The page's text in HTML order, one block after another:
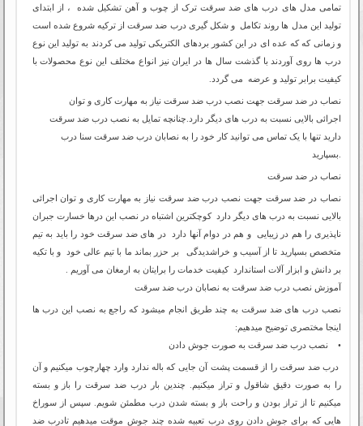
تمامی مدل های درب های ضد سرقت ترک از چوب و آهن تشکیل شده ، از ابتدای
تولید این مدل ها روند تکامل و شکل گیری درب ضد سرقت از ترکیه شروع شده است
و زمانی که که عده ای در این کشور بردهای الکتریکی تولید می کردند به تولید این نوع
درب ها روی آوردند با گذشت سال ها در ایران نیز انواع مختلف این نوع محصولات با
کیفیت برابر تولید و عرضه می گردد.
اجرائی بالایی نسبت به درب های دیگر دارد.چنانچه تمایل به نصب درب ضد سرقت
دارید تنها با یک تماس می توانید کار خود را به نصابان درب ضد سرقت سنا درب
نصاب در ضد سرقت
نصاب در ضد سرقت جهت نصب درب ضد سرقت نیاز به مهارت کاری و توان اجرائی
بالایی نسبت به درب های دیگر دارد کوچکترین اشتباه در نصب این درها خسارت جبران
ناپذیری را هم در زیبایی و هم در دوام آنها دارد در های ضد سرقت خود را باید به تیم
متخصص بسپارید تا از آسیب و خراشدیدگی بر حزر بماند ما با تیم عالی خود و با تکیه
بر دانش و ابزار آلات استاندارد کیفیت خدمات را برایتان به ارمغان می آوریم .
آموزش نصب درب ضد سرقت به نصابان درب ضد سرقت
نصب درب های ضد سرقت به چند طریق انجام میشود که راجع به نصب این درب ها
اینجا مختصری توضیح میدهیم:
• نصب درب ضد سرقت به صورت جوش دادن
درب ضد سرقت را از قسمت پشت آن جایی که باله ندارد وارد چهارچوب میکنیم و آن
را به صورت دقیق شاقول و تراز میکنیم. چندین بار درب ضد سرقت را باز و بسته
میکنیم تا از تراز بودن و راحت باز و بسته شدن درب مطمئن شویم. سپس از سوراخ
هایی که برای جوش دادن روی درب تعبیه شده چند جوش موقت میدهیم تادرب ضد